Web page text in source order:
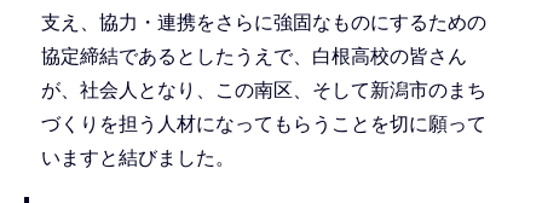
支え、協力・連携をさらに強固なものにするための
協定締結であるとしたうえで、白根高校の皆さん
が、社会人となり、この南区、そして新潟市のまち
づくりを担う人材になってもらうことを切に願って
いますと結びました。